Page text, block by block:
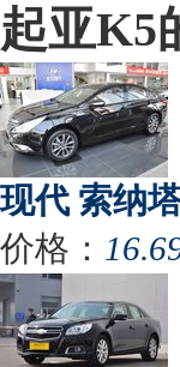
起亚K5
现代 索纳
价格：